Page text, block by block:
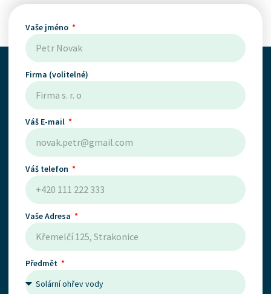
Vaše jméno
Firma (volitelné)
Váš E-mail
Váš telefon
Vaše Adresa
Předmět